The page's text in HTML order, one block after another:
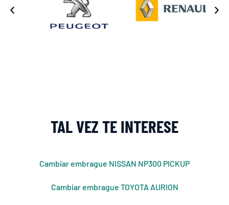
TAL VEZ TE INTERESE
Cambiar embrague NISSAN NP300 PICKUP
Cambiar embrague TOYOTA AURION